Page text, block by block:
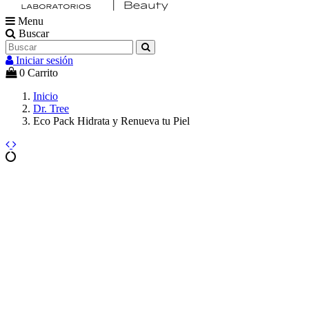
Menu
Buscar
Iniciar sesión
0 Carrito
Inicio
Dr. Tree
Eco Pack Hidrata y Renueva tu Piel